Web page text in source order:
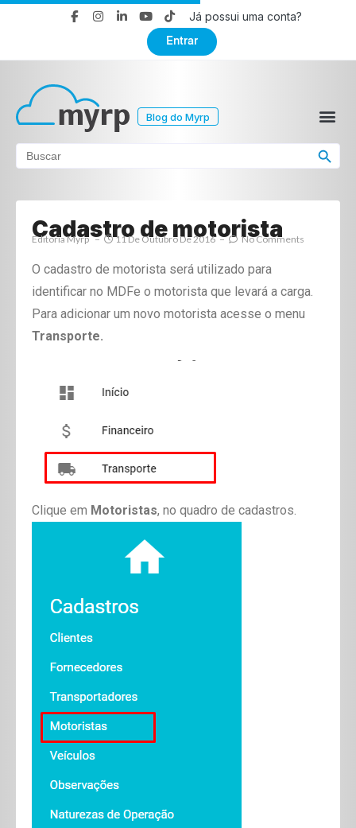
Já possui uma conta?
Entrar
Blog do Myrp
Search
for:
Search Button
Cadastro de motorista
Editoria Myrp 11 De Outubro De 2016 No Comments
O cadastro de motorista será utilizado para
identificar no MDFe o motorista que levará a carga.
Para adicionar um novo motorista acesse o menu
Transporte.
Clique em Motoristas, no quadro de cadastros.